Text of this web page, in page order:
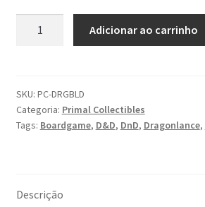
(Dragonlance)
quantidade
Adicionar ao carrinho
SKU: PC-DRGBLD
Categoria: Primal Collectibles
Tags: Boardgame, D&D, DnD, Dragonlance,
Descrição